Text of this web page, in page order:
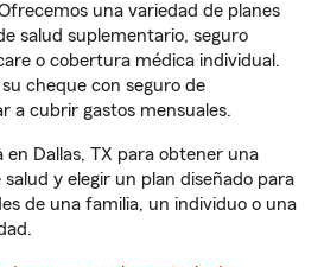
una variedad de planes
salud suplementario, seguro
o cobertura médica individual.
cheque con seguro de
a cubrir gastos mensuales.
en Dallas, TX para obtener una
y elegir un plan diseñado para
de una familia, un individuo o una